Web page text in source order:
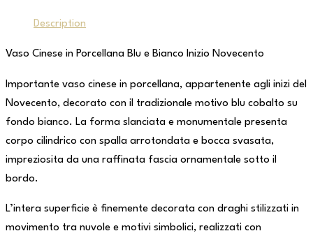
Description
Vaso Cinese in Porcellana Blu e Bianco Inizio Novecento
Importante vaso cinese in porcellana, appartenente agli inizi del
Novecento, decorato con il tradizionale motivo blu cobalto su
fondo bianco. La forma slanciata e monumentale presenta
corpo cilindrico con spalla arrotondata e bocca svasata,
impreziosita da una raffinata fascia ornamentale sotto il
bordo.
L’intera superficie è finemente decorata con draghi stilizzati in
movimento tra nuvole e motivi simbolici, realizzati con